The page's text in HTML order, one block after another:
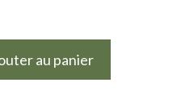
au panier